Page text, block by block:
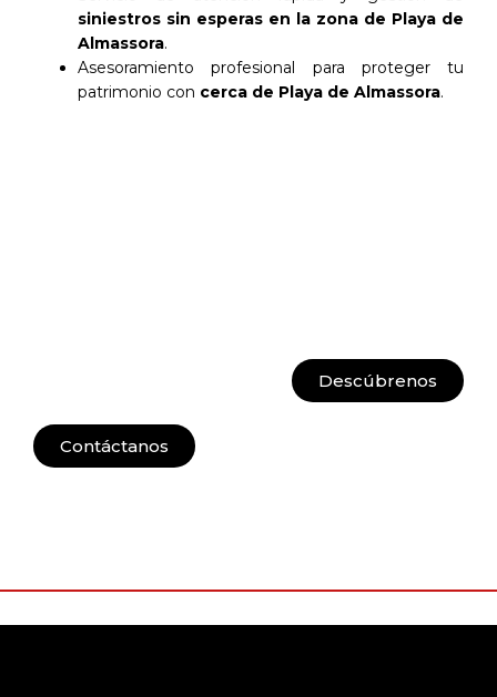
siniestros sin esperas en la zona de Playa de
Almassora.
Asesoramiento profesional para proteger tu
patrimonio con cerca de Playa de Almassora.
Descúbrenos
Contáctanos